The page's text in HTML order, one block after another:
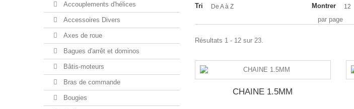
Accouplements d'hélices
Accessoires Divers
Axes de roue
Bagues d'arrêt et dominos
Bâtis-moteurs
Bras de commande
Bougies
Tri De A à Z Montrer 12
par page
Résultats 1 - 12 sur 23.
CHAINE 1.5MM